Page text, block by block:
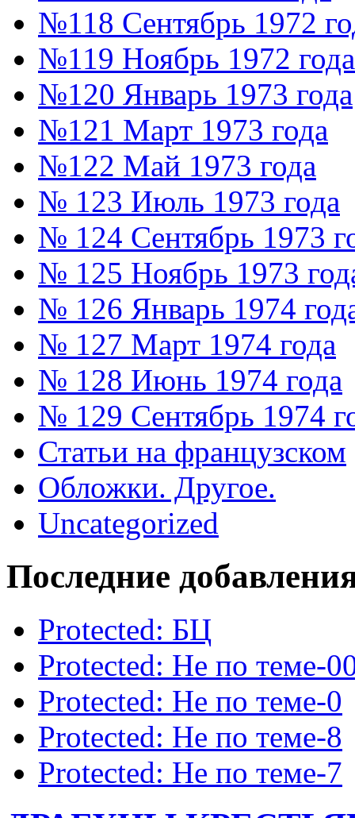
№118 Сентябрь 1972
№119 Ноябрь 1972 года
№120 Январь 1973 года
№121 Март 1973 года
№122 Май 1973 года
№ 123 Июль 1973 года
№ 124 Сентябрь 1973
№ 125 Ноябрь 1973
№ 126 Январь 1974
№ 127 Март 1974 года
№ 128 Июнь 1974 года
№ 129 Сентябрь 1974
Статьи на французском
Обложки. Другое.
Uncategorized
Последние
Protected: БЦ
Protected: Не по теме-
Protected: Не по теме-0
Protected: Не по теме-8
Protected: Не по теме-7